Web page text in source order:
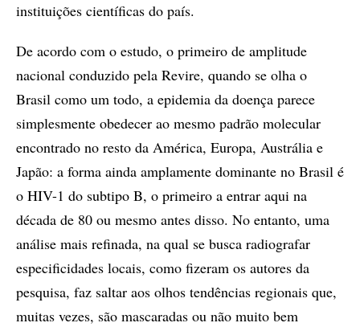
instituições científicas do país.
De acordo com o estudo, o primeiro de amplitude
nacional conduzido pela Revire, quando se olha o
Brasil como um todo, a epidemia da doença parece
simplesmente obedecer ao mesmo padrão molecular
encontrado no resto da América, Europa, Austrália e
Japão: a forma ainda amplamente dominante no Brasil é
o HIV-1 do subtipo B, o primeiro a entrar aqui na
década de 80 ou mesmo antes disso. No entanto, uma
análise mais refinada, na qual se busca radiografar
especificidades locais, como fizeram os autores da
pesquisa, faz saltar aos olhos tendências regionais que,
muitas vezes, são mascaradas ou não muito bem